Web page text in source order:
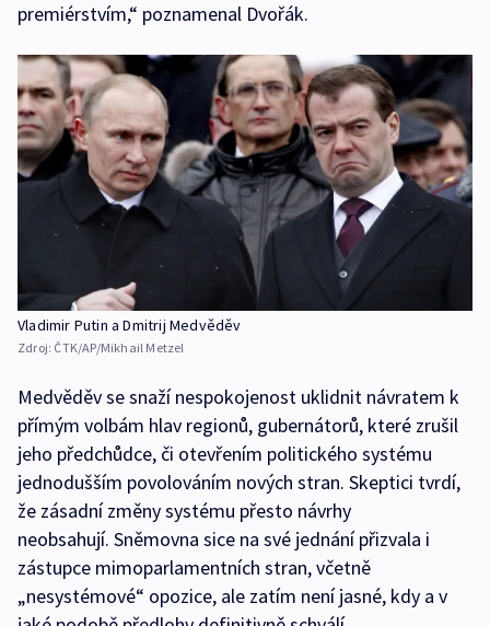
premiérstvím,“ poznamenal Dvořák.
Vladimir Putin a Dmitrij Medvěděv
Zdroj: ČTK/AP/Mikhail Metzel
Medvěděv se snaží nespokojenost uklidnit návratem k
přímým volbám hlav regionů, gubernátorů, které zrušil
jeho předchůdce, či otevřením politického systému
jednodušším povolováním nových stran. Skeptici tvrdí,
že zásadní změny systému přesto návrhy
neobsahují. Sněmovna sice na své jednání přizvala i
zástupce mimoparlamentních stran, včetně
„nesystémové“ opozice, ale zatím není jasné, kdy a v